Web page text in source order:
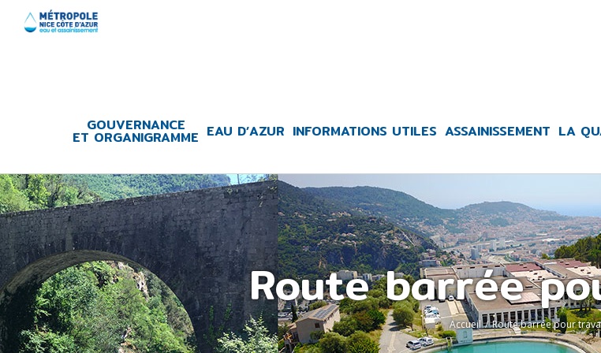
GOUVERNANCE
ET ORGANIGRAMME EAU D’AZUR INFORMATIONS UTILES ASSAINISSEMENT LA
Route barrée
Accueil / Route barrée pour